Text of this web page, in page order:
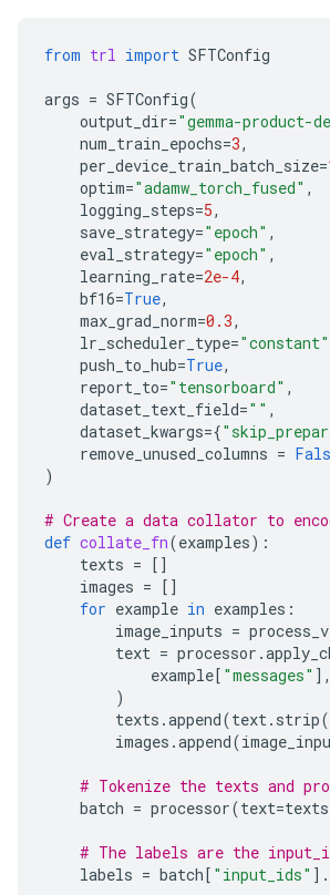
from trl import SFTConfig
args = SFTConfig(
output_dir="gemma-product-
num_train_epochs=3,
per_device_train_batch_size=
optim="adamw_torch_fused" ,
logging_steps=5,
save_strategy="epoch" ,
eval_strategy="epoch" ,
learning_rate=2e-4,
bf16=True,
max_grad_norm=0.3,
lr_scheduler_type="constant"
push_to_hub=True,
report_to="tensorboard" ,
dataset_text_field="" ,
dataset_kwargs={
remove_unused_columns =
)
# Create a data collator to
def collate_fn(examples):
texts = []
images = []
for example in examples :
image_inputs =
text = processor .
example[ "messages" ],
)
texts .append(text. strip
images .append(
# Tokenize the texts and
batch = processor(text=texts
# The labels are the
labels = batch[ "input_ids" ] .